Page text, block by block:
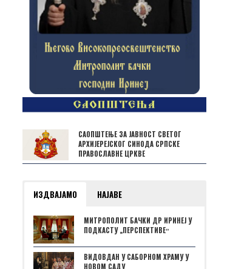
САОПШТЕЊЕ ЗА ЈАВНОСТ СВЕТОГ
АРХИЈЕРЕЈСКОГ СИНОДА СРПСКЕ
ПРАВОСЛАВНЕ ЦРКВЕ
ИЗДВАЈАМО НАЈАВЕ
МИТРОПОЛИТ БАЧКИ ДР ИРИНЕЈ У
ПОДКАСТУ „ПЕРСПЕКТИВЕˮ
ВИДОВДАН У САБОРНОМ ХРАМУ У
НОВОМ САДУ